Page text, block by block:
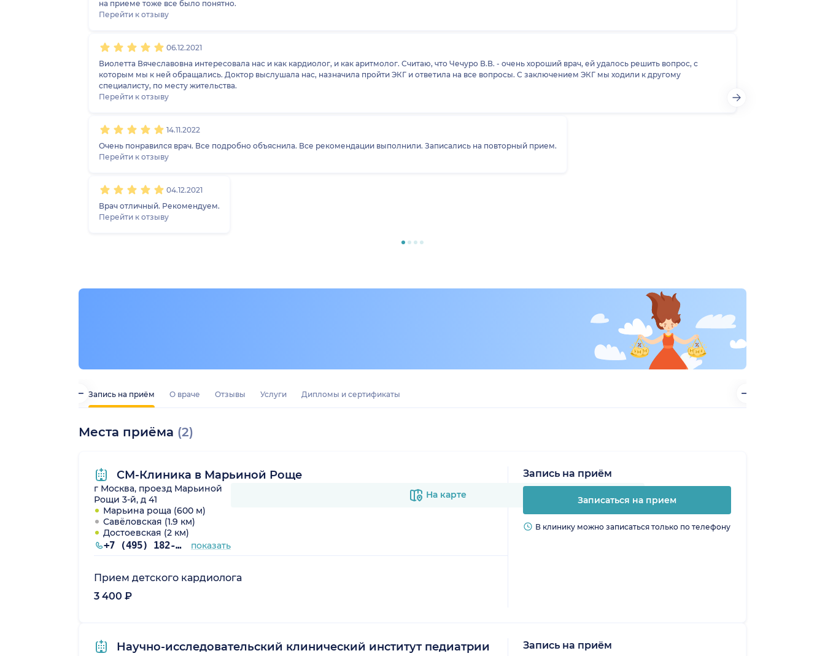
Запись на приём О враче Отзывы Услуги Дипломы и сертификаты
Места приёма (2)
СМ-Клиника в Марьиной Роще
г Москва, проезд Марьиной
Рощи 3-й, д 41
Марьина роща (600 м)
Савёловская (1.9 км)
Достоевская (2 км)
+7 (495) 182-00-85 показать
На карте
Прием детского кардиолога
3 400 ₽
Запись на приём
Записаться на прием
В клинику можно записаться только по телефону
Научно-исследовательский клинический институт педиатрии
Запись на приём
на приеме тоже все было понятно.
Перейти к отзыву
06.12.2021
Виолетта Вячеславовна интересовала нас и как кардиолог, и как аритмолог. Считаю, что Чечуро В.В. - очень хороший врач, ей удалось решить вопрос, с
которым мы к ней обращались. Доктор выслушала нас, назначила пройти ЭКГ и ответила на все вопросы. С заключением ЭКГ мы ходили к другому
специалисту, по месту жительства.
Перейти к отзыву
14.11.2022
Очень понравился врач. Все подробно объяснила. Все рекомендации выполнили. Записались на повторный прием.
Перейти к отзыву
04.12.2021
Врач отличный. Рекомендуем.
Перейти к отзыву